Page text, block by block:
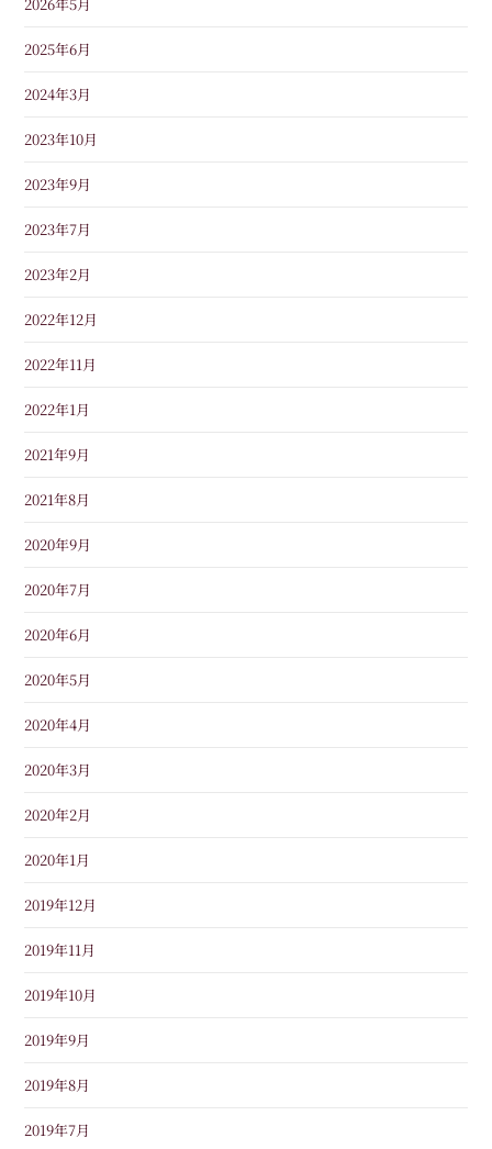
2025年6月
2024年3月
2023年10月
2023年9月
2023年7月
2023年2月
2022年12月
2022年11月
2022年1月
2021年9月
2021年8月
2020年9月
2020年7月
2020年6月
2020年5月
2020年4月
2020年3月
2020年2月
2020年1月
2019年12月
2019年11月
2019年10月
2019年9月
2019年8月
2019年7月